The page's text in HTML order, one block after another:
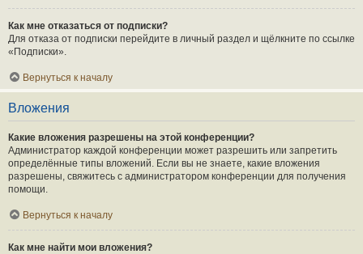
Как мне отказаться от подписки?
Для отказа от подписки перейдите в личный раздел и щёлкните по ссылке
«Подписки».
Вернуться к началу
Вложения
Какие вложения разрешены на этой конференции?
Администратор каждой конференции может разрешить или запретить
определённые типы вложений. Если вы не знаете, какие вложения
разрешены, свяжитесь с администратором конференции для получения
помощи.
Вернуться к началу
Как мне найти мои вложения?